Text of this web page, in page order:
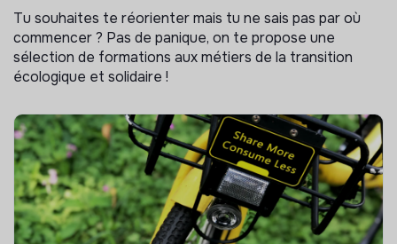
Tu souhaites te réorienter mais tu ne sais pas par où
commencer ? Pas de panique, on te propose une
sélection de formations aux métiers de la transition
écologique et solidaire !